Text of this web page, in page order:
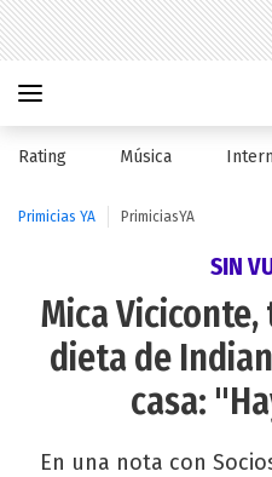
Rating Música
Primicias YA PrimiciasYA
SIN
Mica
dieta de
casa:
En una nota con